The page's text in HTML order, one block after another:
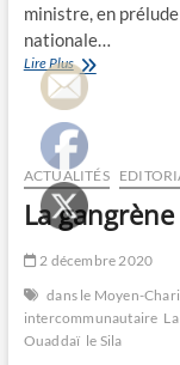
ministre, en
nationale…
Lire Plus“Refondation
de
l’Etat
tchadien
comme
voie
de
passage
obligé
pour
à
un
développement
ACTUALITÉS
La
2 décembre 2020
dans le Moyen-Chari
intercommunautaire
Ouaddaï le Sila